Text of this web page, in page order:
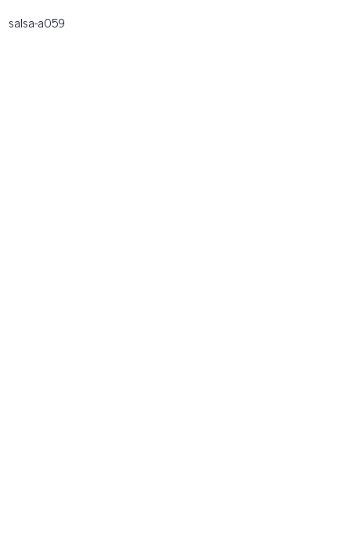
salsa-a059